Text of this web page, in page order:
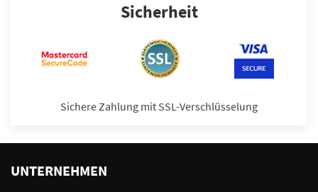
Sicherheit
Sichere Zahlung mit SSL-Verschlüsselung
UNTERNEHMEN